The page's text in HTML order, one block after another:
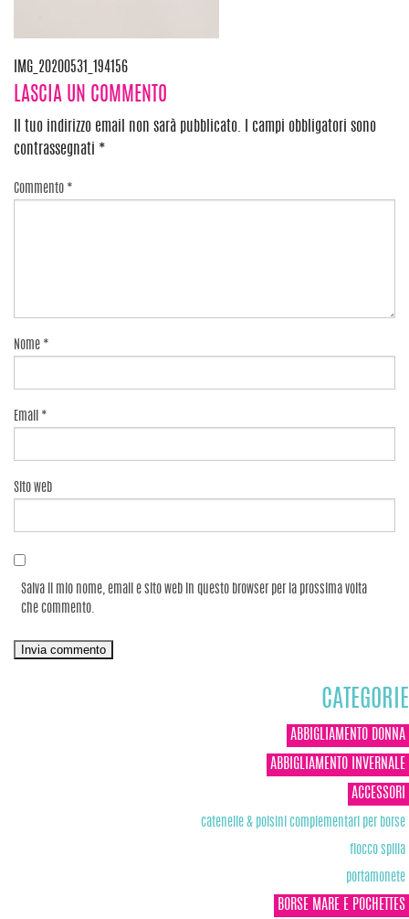
Navigazione
articoli
IMG_20200531_194156
LASCIA UN COMMENTO
Il tuo indirizzo email non sarà pubblicato.
I campi obbligatori sono
contrassegnati *
Commento *
Nome *
Email *
Sito web
Salva il mio nome, email e sito web in questo browser per la prossima volta
che commento.
CATEGORIE
ABBIGLIAMENTO DONNA
ABBIGLIAMENTO INVERNALE
ACCESSORI
catenelle & polsini complementari per borse
fiocco spilla
portamonete
BORSE MARE E POCHETTES